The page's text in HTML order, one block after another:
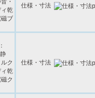
仕様・寸法
仕様・寸法